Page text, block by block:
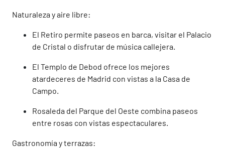
Naturaleza y aire libre:
El Retiro permite paseos en barca, visitar el Palacio
de Cristal o disfrutar de música callejera.
El Templo de Debod ofrece los mejores
atardeceres de Madrid con vistas a la Casa de
Campo.
Rosaleda del Parque del Oeste combina paseos
entre rosas con vistas espectaculares.
Gastronomía y terrazas: